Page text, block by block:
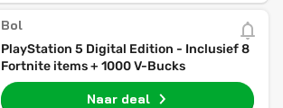
Bol
PlayStation 5 Digital Edition - Inclusief 8
Fortnite items + 1000 V-Bucks
Naar deal